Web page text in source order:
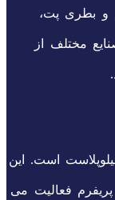
و بطری پت،
مختلف از
است. این
فعالیت می